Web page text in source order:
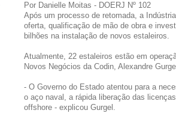
Por Danielle Moitas - DOERJ Nº 102
Após um processo de retomada, a
oferta, qualificação de mão de obra e
bilhões na instalação de novos estaleiros.
Atualmente, 22 estaleiros estão em
Novos Negócios da Codin, Alexandre
- O Governo do Estado atentou para a
o aço naval, a rápida liberação das
offshore - explicou Gurgel.